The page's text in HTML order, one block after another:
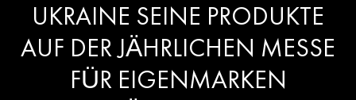
UKRAINE SEINE PRODUKTE
AUF DER JÄHRLICHEN MESSE
FÜR EIGENMARKEN